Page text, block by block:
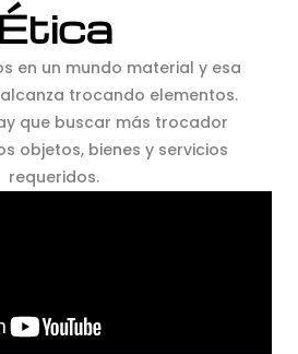
Ética
en un mundo material y esa
trocando elementos.
que buscar más trocador
objetos, bienes y servicios
requeridos.